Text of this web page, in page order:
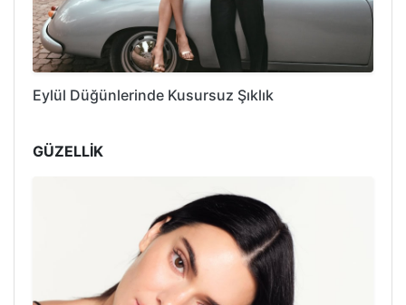
Eylül Düğünlerinde Kusursuz Şıklık
GÜZELLİK